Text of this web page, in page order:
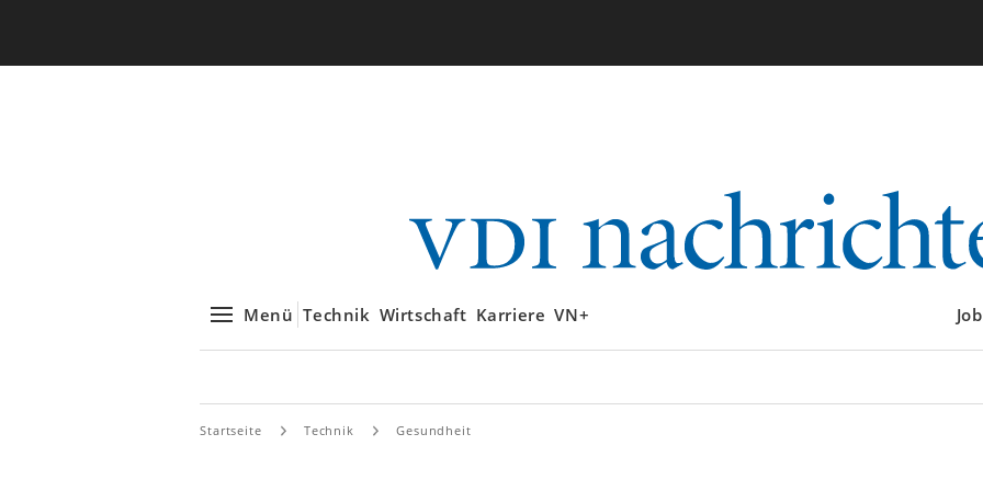
Menü Technik Wirtschaft Karriere VN+
Startseite Technik Gesundheit